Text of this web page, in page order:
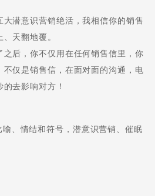
潜意识营销绝活，我相信你的销售
天翻地覆。
后，你不仅用在任何销售信里，你
仅是销售信，在面对面的沟通，电
去影响对方！
、情结和符号，潜意识营销、催眠